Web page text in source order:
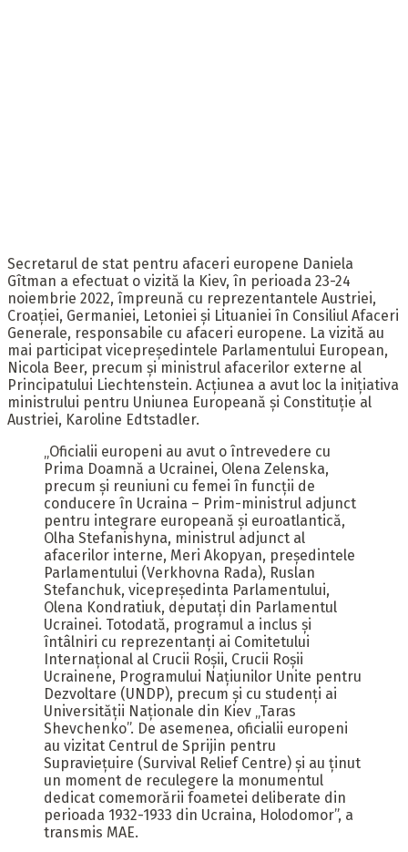
Secretarul de stat pentru afaceri europene Daniela
Gîtman a efectuat o vizită la Kiev, în perioada 23-24
noiembrie 2022, împreună cu reprezentantele Austriei,
Croației, Germaniei, Letoniei și Lituaniei în Consiliul Afaceri
Generale, responsabile cu afaceri europene. La vizită au
mai participat vicepreședintele Parlamentului European,
Nicola Beer, precum și ministrul afacerilor externe al
Principatului Liechtenstein. Acțiunea a avut loc la inițiativa
ministrului pentru Uniunea Europeană şi Constituție al
Austriei, Karoline Edtstadler.
„Oficialii europeni au avut o întrevedere cu
Prima Doamnă a Ucrainei, Olena Zelenska,
precum și reuniuni cu femei în funcții de
conducere în Ucraina – Prim-ministrul adjunct
pentru integrare europeană şi euroatlantică,
Olha Stefanishyna, ministrul adjunct al
afacerilor interne, Meri Akopyan, președintele
Parlamentului (Verkhovna Rada), Ruslan
Stefanchuk, vicepreședinta Parlamentului,
Olena Kondratiuk, deputați din Parlamentul
Ucrainei. Totodată, programul a inclus și
întâlniri cu reprezentanți ai Comitetului
Internațional al Crucii Roșii, Crucii Roșii
Ucrainene, Programului Națiunilor Unite pentru
Dezvoltare (UNDP), precum și cu studenți ai
Universității Naționale din Kiev „Taras
Shevchenko”. De asemenea, oficialii europeni
au vizitat Centrul de Sprijin pentru
Supraviețuire (Survival Relief Centre) și au ținut
un moment de reculegere la monumentul
dedicat comemorării foametei deliberate din
perioada 1932-1933 din Ucraina, Holodomor”, a
transmis MAE.